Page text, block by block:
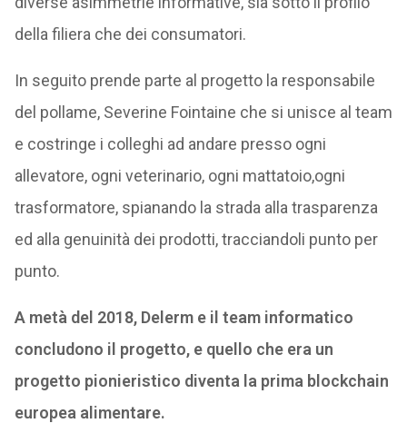
della filiera che dei consumatori.
In seguito prende parte al progetto la responsabile
del pollame, Severine Fointaine che si unisce al team
e costringe i colleghi ad andare presso ogni
allevatore, ogni veterinario, ogni mattatoio,ogni
trasformatore, spianando la strada alla trasparenza
ed alla genuinità dei prodotti, tracciandoli punto per
punto.
A metà del 2018, Delerm e il team informatico
concludono il progetto, e quello che era un
progetto pionieristico diventa la prima blockchain
europea alimentare.